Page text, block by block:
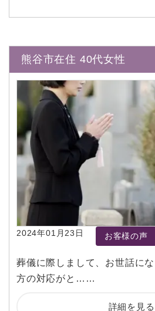
熊谷市在住 40代女性
2024年01月23日 お客様の声
葬儀に際しまして、お世話に
方の対応がと……
詳細を見る